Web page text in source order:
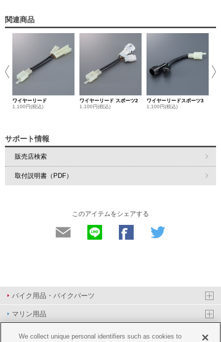
関連商品
ワイヤーリード
1,100円(税込)
ワイヤーリード スポーツ2
1,100円(税込)
ワイヤーリードスポーツ3
1,100円(税込)
サポート情報
販売店検索
取付説明書（PDF）
このアイテムをシェアする
バイク用品・バイクパーツ
マリン用品
PAS/YPJ用品
We collect unique personal identifiers such as cookies to